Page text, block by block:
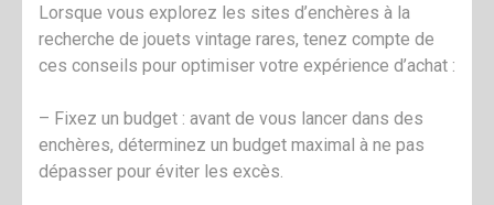
Lorsque vous explorez les sites d’enchères à la
recherche de jouets vintage rares, tenez compte de
ces conseils pour optimiser votre expérience d’achat :
– Fixez un budget : avant de vous lancer dans des
enchères, déterminez un budget maximal à ne pas
dépasser pour éviter les excès.